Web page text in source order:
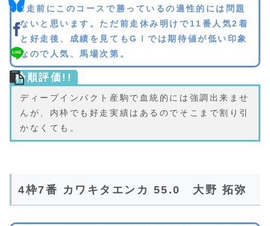
2走前にこのコースで勝っているの適性的には問題
ないと思います。ただ前走休み明けで11番人気2着
と好走後、成績を見てもGⅠでは期待値が低い印象
なので人気、馬場次第。
枠順評価!!
ディープインパクト産駒で血統的には強調出来ませ
んが、内枠でも好走実績はあるのでそこまで割り引
かなくても。
4枠7番 カワキタエンカ 55.0 大野 拓弥